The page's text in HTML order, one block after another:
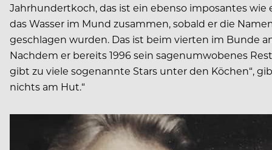
Jahrhundertkoch, das ist ein ebenso imposantes
das Wasser im Mund zusammen, sobald er die
geschlagen wurden. Das ist beim vierten im Bunde
Nachdem er bereits 1996 sein sagenumwobenes
gibt zu viele sogenannte Stars unter den Köchen“,
nichts am Hut.“